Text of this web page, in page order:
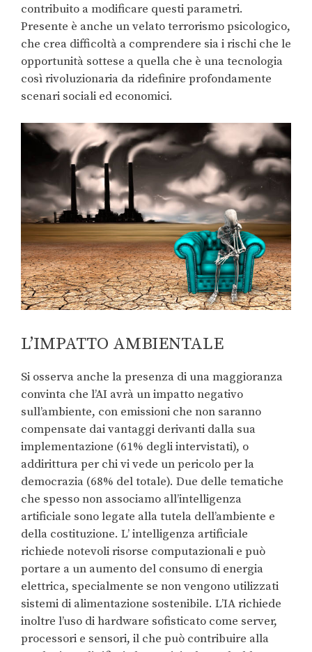
contribuito a modificare questi parametri.
Presente è anche un velato terrorismo psicologico,
che crea difficoltà a comprendere sia i rischi che le
opportunità sottese a quella che è una tecnologia
così rivoluzionaria da ridefinire profondamente
scenari sociali ed economici.
L’IMPATTO AMBIENTALE
Si osserva anche la presenza di una maggioranza
convinta che l’AI avrà un impatto negativo
sull’ambiente, con emissioni che non saranno
compensate dai vantaggi derivanti dalla sua
implementazione (61% degli intervistati), o
addirittura per chi vi vede un pericolo per la
democrazia (68% del totale). Due delle tematiche
che spesso non associamo all’intelligenza
artificiale sono legate alla tutela dell’ambiente e
della costituzione. L’ intelligenza artificiale
richiede notevoli risorse computazionali e può
portare a un aumento del consumo di energia
elettrica, specialmente se non vengono utilizzati
sistemi di alimentazione sostenibile. L’IA richiede
inoltre l’uso di hardware sofisticato come server,
processori e sensori, il che può contribuire alla